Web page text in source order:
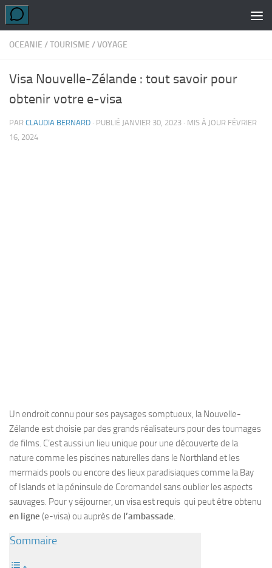
Skip to content
OCEANIE /TOURISME /VOYAGE
Visa Nouvelle-Zélande : tout savoir pour
obtenir votre e-visa
PAR CLAUDIA BERNARD · PUBLIÉ JANVIER 30, 2023 · MIS À JOUR FÉVRIER
16, 2024
Un endroit connu pour ses paysages somptueux, la Nouvelle-
Zélande est choisie par des grands réalisateurs pour des tournages
de films. C’est aussi un lieu unique pour une découverte de la
nature comme les piscines naturelles dans le Northland et les
mermaids pools ou encore des lieux paradisiaques comme la Bay
of Islands et la péninsule de Coromandel sans oublier les aspects
sauvages. Pour y séjourner, un visa est requis qui peut être obtenu
en ligne (e-visa) ou auprès de l’ambassade.
Sommaire